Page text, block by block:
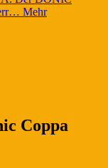
Mehr
Coppa